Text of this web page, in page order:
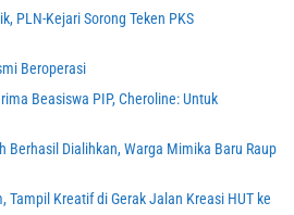
PLN-Kejari Sorong Teken PKS
Beroperasi
Beasiswa PIP, Cheroline: Untuk
Berhasil Dialihkan, Warga Mimika Baru Raup
Tampil Kreatif di Gerak Jalan Kreasi HUT ke